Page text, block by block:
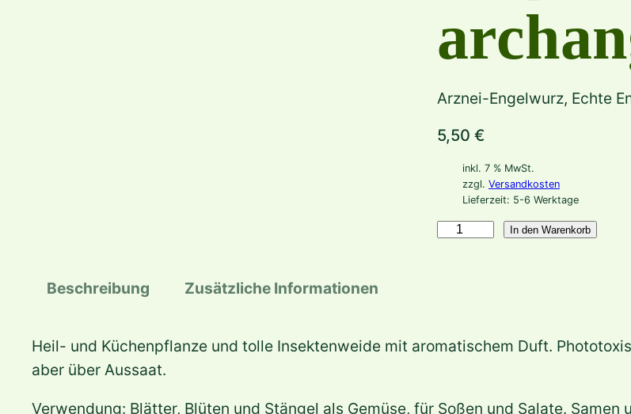
Arznei-Engelwurz, Echte
5,50 €
inkl. 7 % MwSt.
zzgl. Versandkosten
Lieferzeit: 5-6 Werktage
i
a
In den Warenkorb
Beschreibung Zusätzliche Informationen
Heil- und Küchenpflanze und tolle Insektenweide mit aromatischem Duft.
aber über Aussaat.
Verwendung: Blätter, Blüten und Stängel als Gemüse, für Soßen und Salate.